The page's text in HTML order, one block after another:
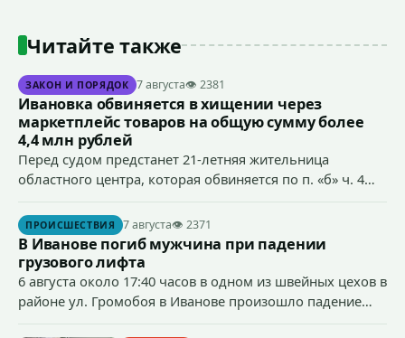
Читайте также
ЗАКОН И ПОРЯДОК 7 августа👁 2381
Ивановка обвиняется в хищении через
маркетплейс товаров на общую сумму более
4,4 млн рублей
Перед судом предстанет 21-летняя жительница
областного центра, которая обвиняется по п. «б» ч. 4
сумму более 4,4 млн рублей через маркетплейс.
ПРОИСШЕСТВИЯ 7 августа👁 2371
В Иванове погиб мужчина при падении
грузового лифта
6 августа около 17:40 часов в одном из швейных цехов в
районе ул. Громобоя в Иванове произошло падение